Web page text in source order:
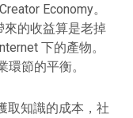
Economy。
來的收益算是老掉
下的產物。
節的平衡。
取知識的成本，社